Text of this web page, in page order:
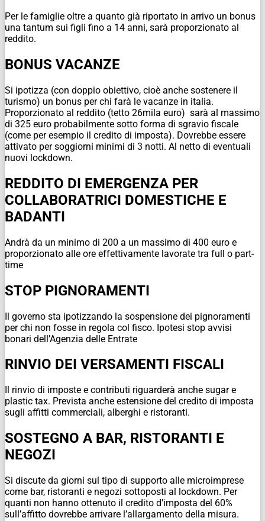
Per le famiglie oltre a quanto già riportato in arrivo un bonus
una tantum sui figli fino a 14 anni, sarà proporzionato al
reddito.
BONUS VACANZE
Si ipotizza (con doppio obiettivo, cioè anche sostenere il
turismo) un bonus per chi farà le vacanze in italia.
Proporzionato al reddito (tetto 26mila euro) sarà al massimo
di 325 euro probabilmente sotto forma di sgravio fiscale
(come per esempio il credito di imposta). Dovrebbe essere
attivato per soggiorni minimi di 3 notti. Al netto di eventuali
nuovi lockdown.
REDDITO DI EMERGENZA PER
COLLABORATRICI DOMESTICHE E
BADANTI
Andrà da un minimo di 200 a un massimo di 400 euro e
proporzionato alle ore effettivamente lavorate tra full o part-
time
STOP PIGNORAMENTI
Il governo sta ipotizzando la sospensione dei pignoramenti
per chi non fosse in regola col fisco. Ipotesi stop avvisi
bonari dell’Agenzia delle Entrate
RINVIO DEI VERSAMENTI FISCALI
Il rinvio di imposte e contributi riguarderà anche sugar e
plastic tax. Prevista anche estensione del credito di imposta
sugli affitti commerciali, alberghi e ristoranti.
SOSTEGNO A BAR, RISTORANTI E
NEGOZI
Si discute da giorni sul tipo di supporto alle microimprese
come bar, ristoranti e negozi sottoposti al lockdown. Per
quanti non hanno ottenuto il credito d’imposta del 60%
sull’affitto dovrebbe arrivare l’allargamento della misura.